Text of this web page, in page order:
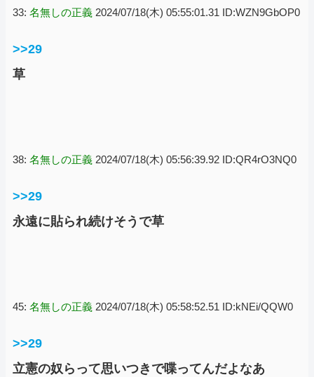
33: 名無しの正義 2024/07/18(木) 05:55:01.31 ID:WZN9GbOP0
>>29
草
38: 名無しの正義 2024/07/18(木) 05:56:39.92 ID:QR4rO3NQ0
>>29
永遠に貼られ続けそうで草
45: 名無しの正義 2024/07/18(木) 05:58:52.51 ID:kNEi/QQW0
>>29
立憲の奴らって思いつきで喋ってんだよなあ